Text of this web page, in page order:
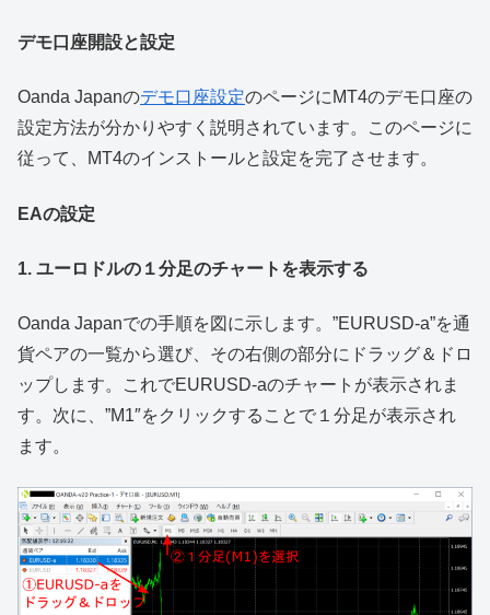
デモ口座開設と設定
Oanda Japanのデモ口座設定のページにMT4のデモ口座の
設定方法が分かりやすく説明されています。このページに
従って、MT4のインストールと設定を完了させます。
EAの設定
1. ユーロドルの１分足のチャートを表示する
Oanda Japanでの手順を図に示します。”EURUSD-a”を通
貨ペアの一覧から選び、その右側の部分にドラッグ＆ドロ
ップします。これでEURUSD-aのチャートが表示されま
す。次に、”M1″をクリックすることで１分足が表示され
ます。